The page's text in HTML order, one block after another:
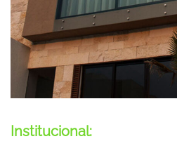
Institucional: